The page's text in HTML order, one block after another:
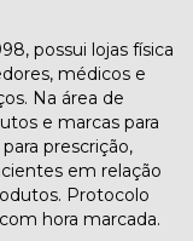
possui lojas física
médicos e
Na área de
e marcas para
prescrição,
em relação
Protocolo
hora marcada.